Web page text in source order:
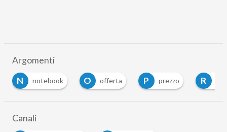
Argomenti
O
offerta P prezzo R ram S sistema
Canali